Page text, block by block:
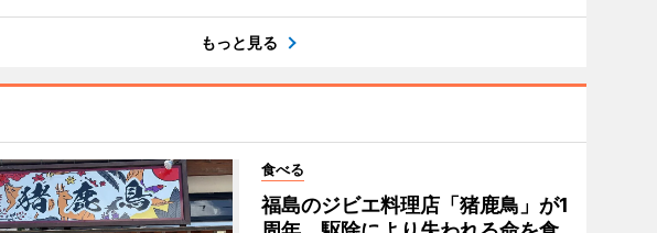
もっと見る
食べる
福島のジビエ料理店「猪鹿鳥」が1